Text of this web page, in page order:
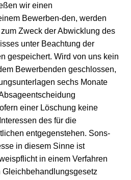
wir einen
Bewerben-den, werden
Zweck der Abwicklung des
unter Beachtung der
gespeichert. Wird von uns kein
Bewerbenden geschlossen,
sechs Monate
einer Löschung keine
des für die
entgegenstehen. Sons-
in diesem Sinne ist
in einem Verfahren